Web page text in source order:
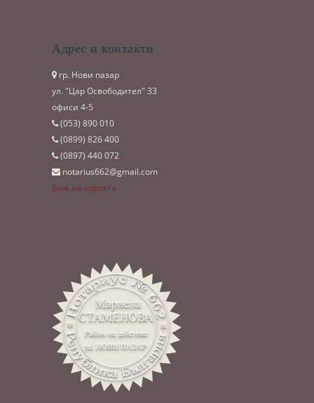
Адрес и контакти
гр. Нови пазар
ул. "Цар Освободител" 33
офиси 4-5
(053)­ 890 010
(0899)­ 826 400
(0897)­ 440 072
notarius662@gmail.com
Виж на картата